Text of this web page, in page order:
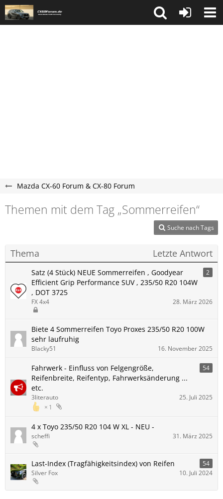
Mazda CX-60 Forum & CX-80 Forum
Themen mit dem Tag „Sommerreifen“
Suche nach Tags
Thema Letzte Antwort
Satz (4 Stück) NEUE Sommerreifen , Goodyear
Efficient Grip Performance SUV , 235/50 R20 104W
, DOT 3725
2
FX 4x4 28. März 2026
Biete 4 Sommerreifen Toyo Proxes 235/50 R20 100W
sehr laufruhig
Blacky51 16. November 2025
Fahrwerk - Einfluss von Felgengröße,
Reifenbreite, Reifentyp, Fahrwerksänderung ...
etc.
54
1
3literauto 25. Juli 2025
4 x Toyo 235/50 R20 104 W XL - NEU -
scheffi 31. März 2025
Last-Index (Tragfähigkeitsindex) von Reifen
54
Silver Fox
10. Juli 2024